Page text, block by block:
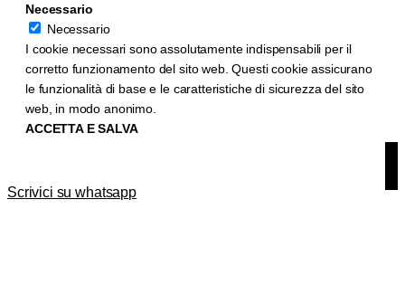
Necessario
Necessario
I cookie necessari sono assolutamente indispensabili per il
corretto funzionamento del sito web. Questi cookie assicurano
le funzionalità di base e le caratteristiche di sicurezza del sito
web, in modo anonimo.
ACCETTA E SALVA
Scrivici su whatsapp